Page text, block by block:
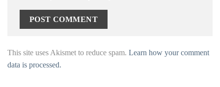
This site uses Akismet to reduce spam. Learn how your comment
data is processed.